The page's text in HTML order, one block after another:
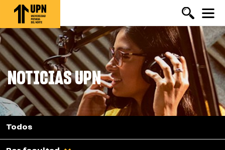
Pasar
contenido
principal
NOTICIAS UPN
Todos